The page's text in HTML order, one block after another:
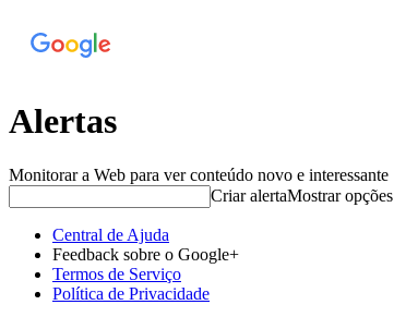
Alertas
Monitorar a Web para ver conteúdo novo e interessante
Criar alertaMostrar opções
Central de Ajuda
Feedback sobre o Google+
Termos de Serviço
Política de Privacidade